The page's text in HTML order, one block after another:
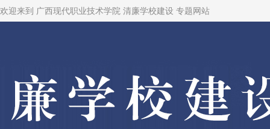
欢迎来到 广西现代职业技术学院 清廉学校建设 专题网站